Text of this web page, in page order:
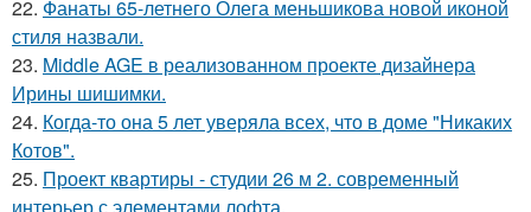
22. Фанаты 65-летнего Олега меньшикова новой иконой
стиля назвали.
23. Middle AGE в реализованном проекте дизайнера
Ирины шишимки.
24. Когда-то она 5 лет уверяла всех, что в доме "Никаких
Котов".
25. Проект квартиры - студии 26 м 2. современный